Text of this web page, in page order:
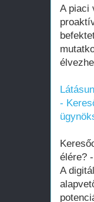
A piaci
-
élére?
A